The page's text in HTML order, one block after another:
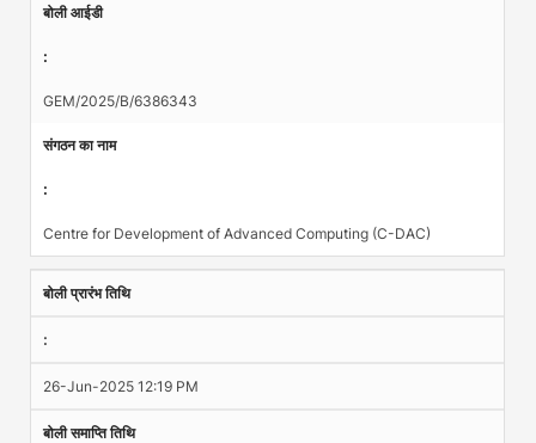
बोली आईडी
:
GEM/2025/B/6386343
संगठन का नाम
:
Centre for Development of Advanced Computing (C-DAC)
बोली प्रारंभ तिथि
:
26-Jun-2025 12:19 PM
बोली समाप्ति तिथि